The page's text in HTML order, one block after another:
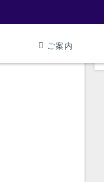
ご案内